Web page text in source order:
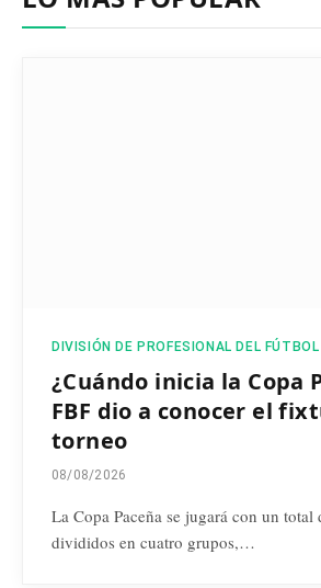
DIVISIÓN DE PROFESIONAL DEL
¿Cuándo inicia la Copa
FBF dio a conocer el
torneo
08/08/2026
La Copa Paceña se jugará con un total
divididos en cuatro grupos,…